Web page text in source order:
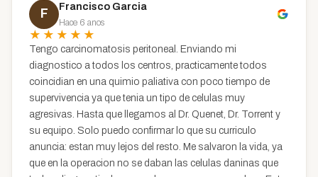
F
Francisco Garcia
Hace 6 anos
★★★★★
Tengo carcinomatosis peritoneal. Enviando mi
diagnostico a todos los centros, practicamente todos
coincidian en una quimio paliativa con poco tiempo de
supervivencia ya que tenia un tipo de celulas muy
agresivas. Hasta que llegamos al Dr. Quenet, Dr. Torrent y
su equipo. Solo puedo confirmar lo que su curriculo
anuncia: estan muy lejos del resto. Me salvaron la vida, ya
que en la operacion no se daban las celulas daninas que